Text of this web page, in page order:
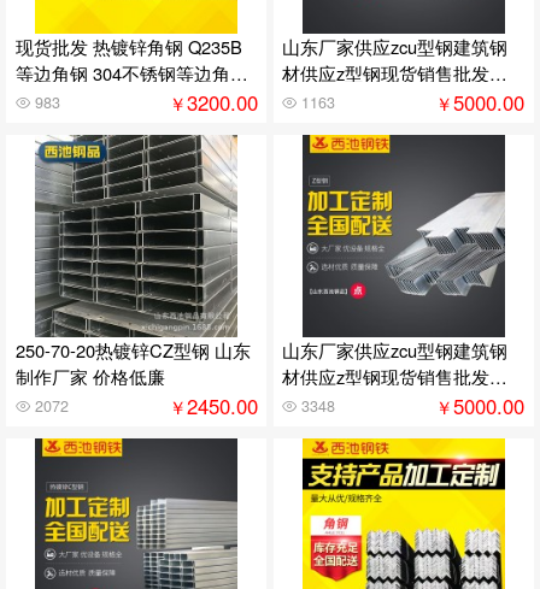
现货批发 热镀锌角钢 Q235B
等边角钢 304不锈钢等边角钢
规格齐全
983 ￥3200.00
山东厂家供应zcu型钢建筑钢
材供应z型钢现货销售批发欢
迎咨询
1163 ￥5000.00
250-70-20热镀锌CZ型钢 山东
制作厂家 价格低廉
2072 ￥2450.00
山东厂家供应zcu型钢建筑钢
材供应z型钢现货销售批发欢
迎咨询
3348 ￥5000.00